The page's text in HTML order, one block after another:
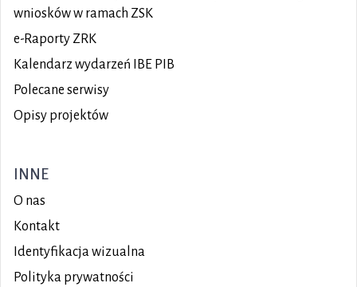
wniosków w ramach ZSK
e-Raporty ZRK
Kalendarz wydarzeń IBE PIB
Polecane serwisy
Opisy projektów
INNE
O nas
Kontakt
Identyfikacja wizualna
Polityka prywatności